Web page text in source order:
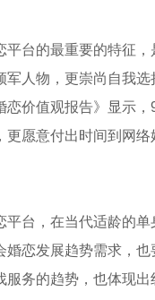
平台的最重要的特征
军人物，更崇尚自我
恋价值观报告》显示
更愿意付出时间到网
平台，在当代适龄的
婚恋发展趋势需求，
服务的趋势，也体现出